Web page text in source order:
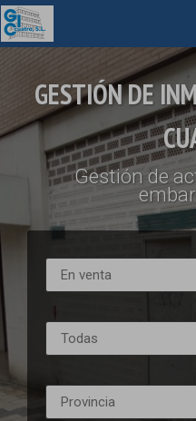
GESTIÓN DE
Gestión de